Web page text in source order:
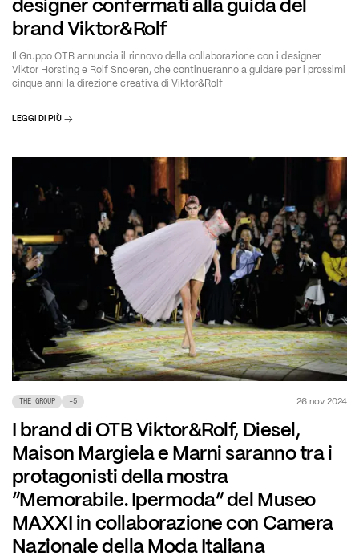
designer confermati alla guida del
brand Viktor&Rolf
Il Gruppo OTB annuncia il rinnovo della collaborazione con i designer
Viktor Horsting e Rolf Snoeren, che continueranno a guidare per i prossimi
cinque anni la direzione creativa di Viktor&Rolf
LEGGI DI PIÙ
THE GROUP +5 26 nov 2024
I brand di OTB Viktor&Rolf, Diesel,
Maison Margiela e Marni saranno tra i
protagonisti della mostra
“Memorabile. Ipermoda” del Museo
MAXXI in collaborazione con Camera
Nazionale della Moda Italiana